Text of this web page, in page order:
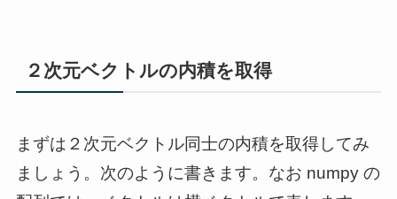
２次元ベクトルの内積を取得
まずは２次元ベクトル同士の内積を取得してみ
ましょう。次のように書きます。なお numpy の